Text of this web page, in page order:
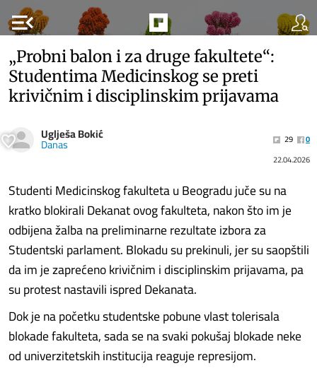
menu_open
„Probni balon i za druge fakultete“:
Studentima Medicinskog se preti
krivičnim i disciplinskim prijavama
Uglješa Bokić
Danas 29
0
22.04.2026
Studenti Medicinskog fakulteta u Beogradu juče su na
kratko blokirali Dekanat ovog fakulteta, nakon što im je
odbijena žalba na preliminarne rezultate izbora za
Studentski parlament. Blokadu su prekinuli, jer su saopštili
da im je zaprećeno krivičnim i disciplinskim prijavama, pa
su protest nastavili ispred Dekanata.
Dok je na početku studentske pobune vlast tolerisala
blokade fakulteta, sada se na svaki pokušaj blokade neke
od univerzitetskih institucija reaguje represijom.